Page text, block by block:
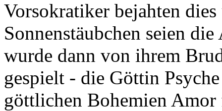
Vorsokratiker bejahten
Sonnenstäubchen seien
wurde dann von ihrem
gespielt - die Göttin
göttlichen Bohemien